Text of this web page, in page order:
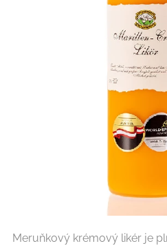
Meruňkový krémový likér je